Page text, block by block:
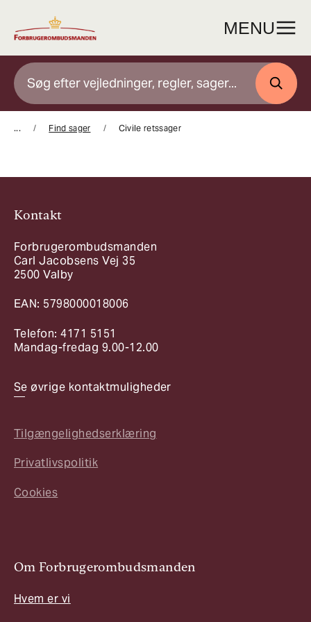
indhold
MENU
SØG
... Find sager Civile retssager
Kontakt
Forbrugerombudsmanden
Carl Jacobsens Vej 35
2500 Valby
EAN: 5798000018006
Telefon: 4171 5151
Mandag-fredag 9.00-12.00
Se øvrige kontaktmuligheder
Tilgængelighedserklæring
Privatlivspolitik
Cookies
Om Forbrugerombudsmanden
Hvem er vi